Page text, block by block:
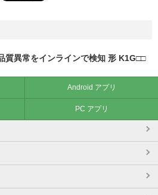
質異常をインラインで検知 形 K1G□□
Android アプリ
PC アプリ